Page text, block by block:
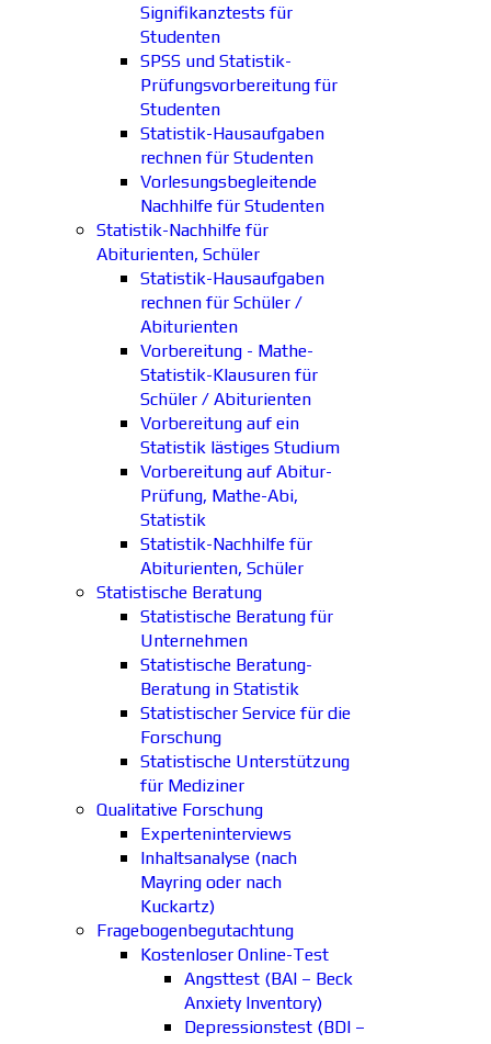
Signifikanztests für
Studenten
SPSS und Statistik-
Prüfungsvorbereitung für
Studenten
Statistik-Hausaufgaben
rechnen für Studenten
Vorlesungsbegleitende
Nachhilfe für Studenten
Statistik-Nachhilfe für
Abiturienten, Schüler
Statistik-Hausaufgaben
rechnen für Schüler /
Abiturienten
Vorbereitung - Mathe-
Statistik-Klausuren für
Schüler / Abiturienten
Vorbereitung auf ein
Statistik lästiges Studium
Vorbereitung auf Abitur-
Prüfung, Mathe-Abi,
Statistik
Statistik-Nachhilfe für
Abiturienten, Schüler
Statistische Beratung
Statistische Beratung für
Unternehmen
Statistische Beratung-
Beratung in Statistik
Statistischer Service für die
Forschung
Statistische Unterstützung
für Mediziner
Qualitative Forschung
Experteninterviews
Inhaltsanalyse (nach
Mayring oder nach
Kuckartz)
Fragebogenbegutachtung
Kostenloser Online-Test
Angsttest (BAI – Beck
Anxiety Inventory)
Depressionstest (BDI –